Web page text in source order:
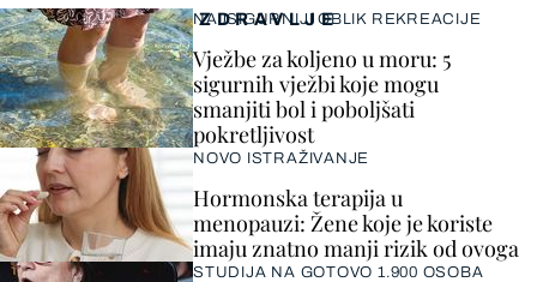
ZDRAVLJE
NAJSIGURNIJI OBLIK REKREACIJE
Vježbe za koljeno u moru: 5
sigurnih vježbi koje mogu
smanjiti bol i poboljšati
pokretljivost
NOVO ISTRAŽIVANJE
Hormonska terapija u
menopauzi: Žene koje je koriste
imaju znatno manji rizik od ovoga
STUDIJA NA GOTOVO 1.900 OSOBA